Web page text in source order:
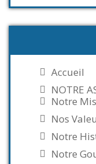
Accueil
NOTRE
Notre
Nos
Notre
Notre